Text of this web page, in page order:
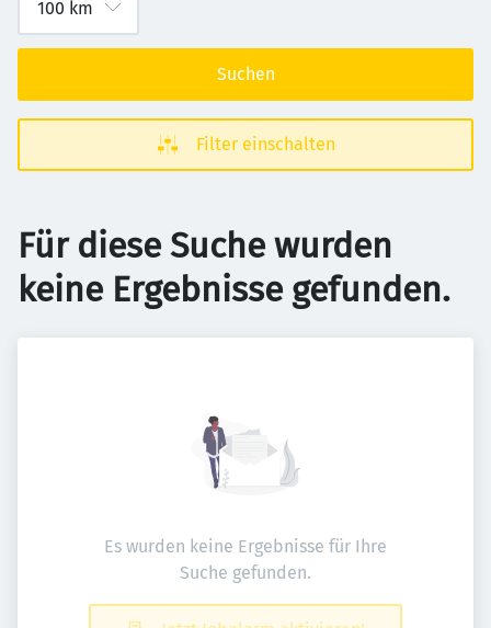
Suchen
Filter einschalten
Für diese Suche wurden
keine Ergebnisse gefunden.
Es wurden keine Ergebnisse für Ihre
Suche gefunden.